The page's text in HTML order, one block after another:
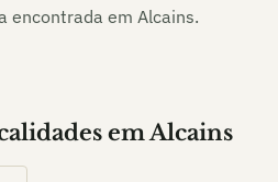
encontrada em Alcains.
emAlcains